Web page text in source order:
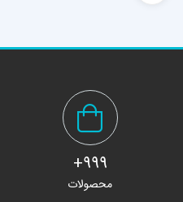
999+
محصولات